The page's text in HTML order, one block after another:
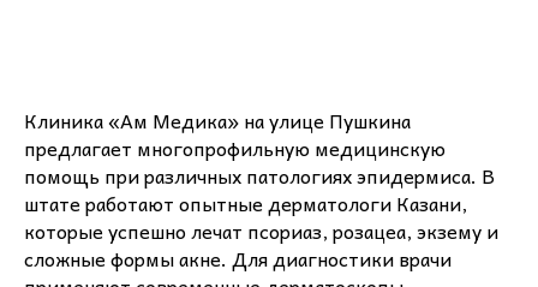
Клиника «Ам Медика» на улице Пушкина
предлагает многопрофильную медицинскую
помощь при различных патологиях эпидермиса. В
штате работают опытные дерматологи Казани,
которые успешно лечат псориаз, розацеа, экзему и
сложные формы акне. Для диагностики врачи